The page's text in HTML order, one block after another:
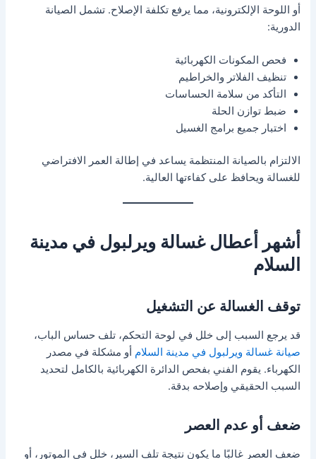
أو اللوحة الإلكترونية، مما يرفع تكلفة الإصلاح. تشمل الصيانة
الدورية:
فحص المكونات الكهربائية
تنظيف الفلاتر والخراطيم
التأكد من سلامة الحساسات
ضبط توازن الحلة
اختبار جميع برامج الغسيل
الالتزام بالصيانة المنتظمة يساعد في إطالة العمر الافتراضي
للغسالة ويحافظ على كفاءتها العالية.
أشهر أعطال غسالة ويرلبول في مدينة
السلام
توقف الغسالة عن التشغيل
قد يرجع السبب إلى خلل في لوحة التحكم، تلف حساس الباب،
صيانة غسالة ويرلبول في مدينة السلام أو مشكلة في مصدر
الكهرباء. يقوم الفني بفحص الدائرة الكهربائية بالكامل لتحديد
السبب الحقيقي وإصلاحه بدقة.
ضعف أو عدم العصر
ضعف العصر غالبًا ما يكون نتيجة تلف السير، خلل في الموتور، أو